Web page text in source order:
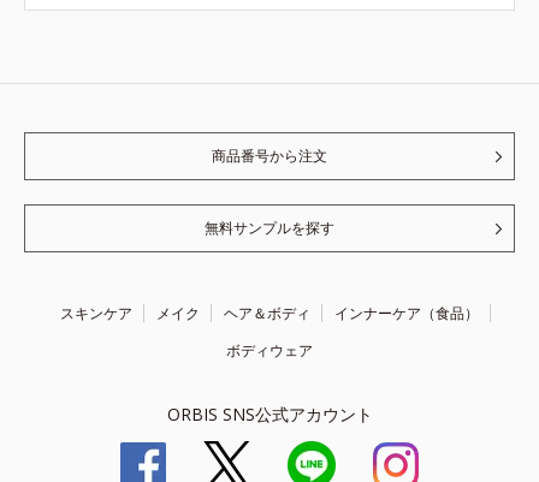
商品番号から注文
無料サンプルを探す
スキンケア メイク ヘア＆ボディ
インナーケア（食品）
ボディウェア
ORBIS SNS公式アカウント